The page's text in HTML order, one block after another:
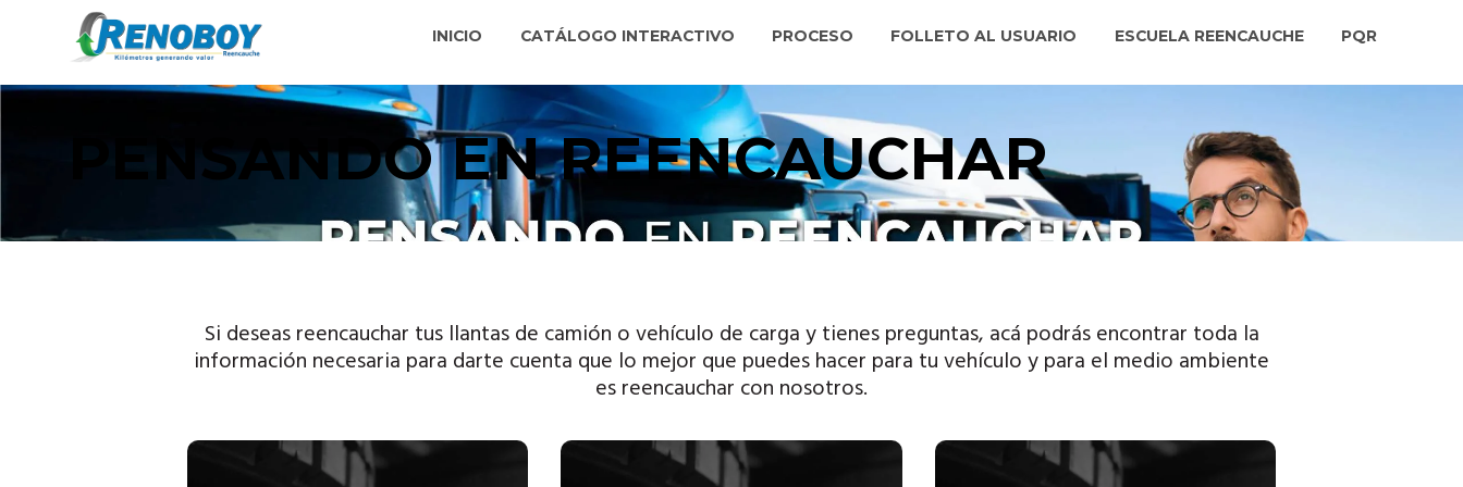
INICIO CATÁLOGO INTERACTIVO PROCESO FOLLETO AL USUARIO ESCUELA REENCAUCHE PQR
PENSANDO EN REENCAUCHAR
Si deseas reencauchar tus llantas de camión o vehículo de carga y tienes preguntas, acá podrás encontrar toda la
información necesaria para darte cuenta que lo mejor que puedes hacer para tu vehículo y para el medio ambiente
es reencauchar con nosotros.